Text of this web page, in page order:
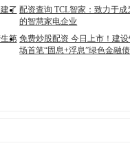
了 配资查询 TCL智家：致力于成
的智慧家电企业
第 免费炒股配资 今日上市！建
场首笔“固息+浮息”绿色金融